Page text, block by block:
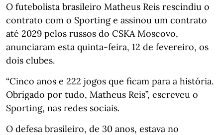
O futebolista brasileiro Matheus Reis rescindiu o
contrato com o Sporting e assinou um contrato
até 2029 pelos russos do CSKA Moscovo,
anunciaram esta quinta-feira, 12 de fevereiro, os
dois clubes.
“Cinco anos e 222 jogos que ficam para a história.
Obrigado por tudo, Matheus Reis”, escreveu o
Sporting, nas redes sociais.
O defesa brasileiro, de 30 anos, estava no